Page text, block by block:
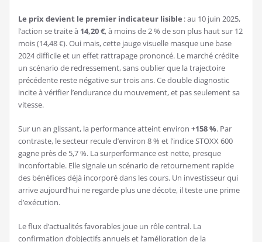
Le prix devient le premier indicateur lisible : au 10 juin 2025,
l’action se traite à 14,20 €, à moins de 2 % de son plus haut sur 12
mois (14,48 €). Oui mais, cette jauge visuelle masque une base
2024 difficile et un effet rattrapage prononcé. Le marché crédite
un scénario de redressement, sans oublier que la trajectoire
précédente reste négative sur trois ans. Ce double diagnostic
incite à vérifier l’endurance du mouvement, et pas seulement sa
vitesse.
Sur un an glissant, la performance atteint environ +158 %. Par
contraste, le secteur recule d’environ 8 % et l’indice STOXX 600
gagne près de 5,7 %. La surperformance est nette, presque
inconfortable. Elle signale un scénario de retournement rapide
des bénéfices déjà incorporé dans les cours. Un investisseur qui
arrive aujourd’hui ne regarde plus une décote, il teste une prime
d’exécution.
Le flux d’actualités favorables joue un rôle central. La
confirmation d’objectifs annuels et l’amélioration de la